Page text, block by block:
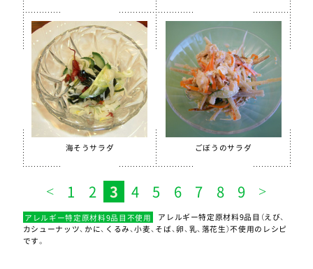
海そうサラダ ごぼうのサラダ
1 2 3 4 5 6 7 8 9
アレルギー特定原材料9品目不使用
アレルギー特定原材料9品目（えび、
カシューナッツ、かに、くるみ、小麦、そば、卵、乳、落花生）不使用のレシピ
です。